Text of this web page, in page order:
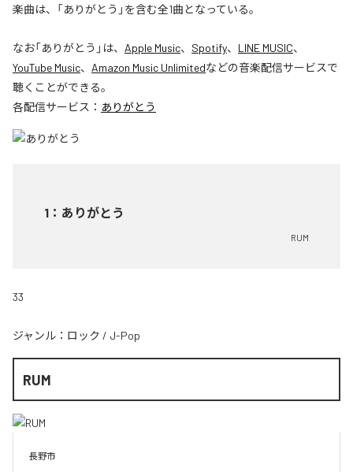
楽曲は、「ありがとう」を含む全1曲となっている。
なお「ありがとう 」は、 Apple Music、 Spotify、 LINE MUSIC、
YouTube Music、 Amazon Music Unlimitedなどの音楽配信サービスで
聴くことができる。
各配信サービス： ありがとう
1 ： ありがとう
RUM
33
ジャンル： ロック / J-Pop
RUM
長野市